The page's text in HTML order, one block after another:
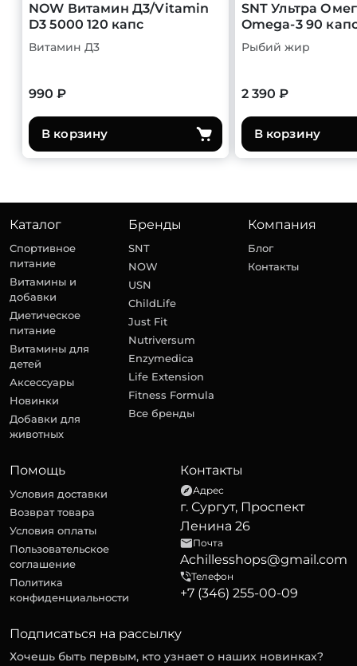
NOW Витамин Д3/Vitamin
D3 5000 120 капс
Витамин Д3
990 ₽
В корзину
SNT Ультра
Omega-3 90
Рыбий жир
2 390 ₽
В корзину
Каталог
Спортивное
питание
Витамины и
добавки
Диетическое
питание
Витамины для
детей
Аксессуары
Новинки
Добавки для
животных
Бренды
SNT
NOW
USN
ChildLife
Just Fit
Nutriversum
Enzymedica
Life Extension
Fitness Formula
Все бренды
Компания
Блог
Контакты
Помощь
Условия доставки
Возврат товара
Условия оплаты
Пользовательское
соглашение
Политика
конфиденциальности
Контакты
Адрес
г. Сургут, Проспект
Ленина 26
Почта
Achillesshops@gmail.com
Телефон
+7 (346) 255-00-09
Подписаться на рассылку
Хочешь быть первым, кто узнает о наших новинках?